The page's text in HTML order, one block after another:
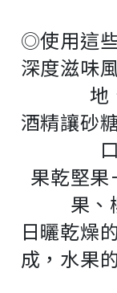
◎使用這
深度滋味
地
酒精讓砂
果乾堅果
果、
日曬乾燥
成，水果